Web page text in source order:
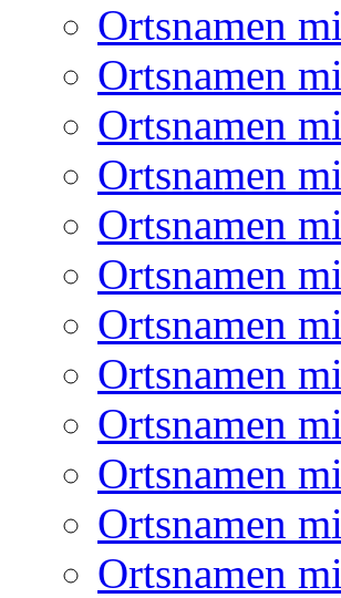
Ortsnamen
Ortsnamen
Ortsnamen
Ortsnamen
Ortsnamen
Ortsnamen
Ortsnamen
Ortsnamen
Ortsnamen
Ortsnamen
Ortsnamen
Ortsnamen